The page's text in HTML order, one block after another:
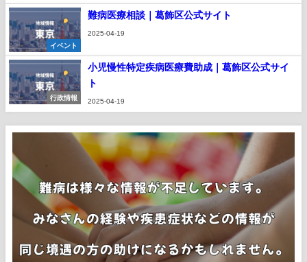
イベント
難病医療相談｜葛飾区公式サイト
2025-04-19
行政情報
小児慢性特定疾病医療費助成｜葛飾区公式サイ
ト
2025-04-19